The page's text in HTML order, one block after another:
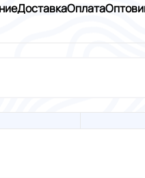
ДоставкаОплата